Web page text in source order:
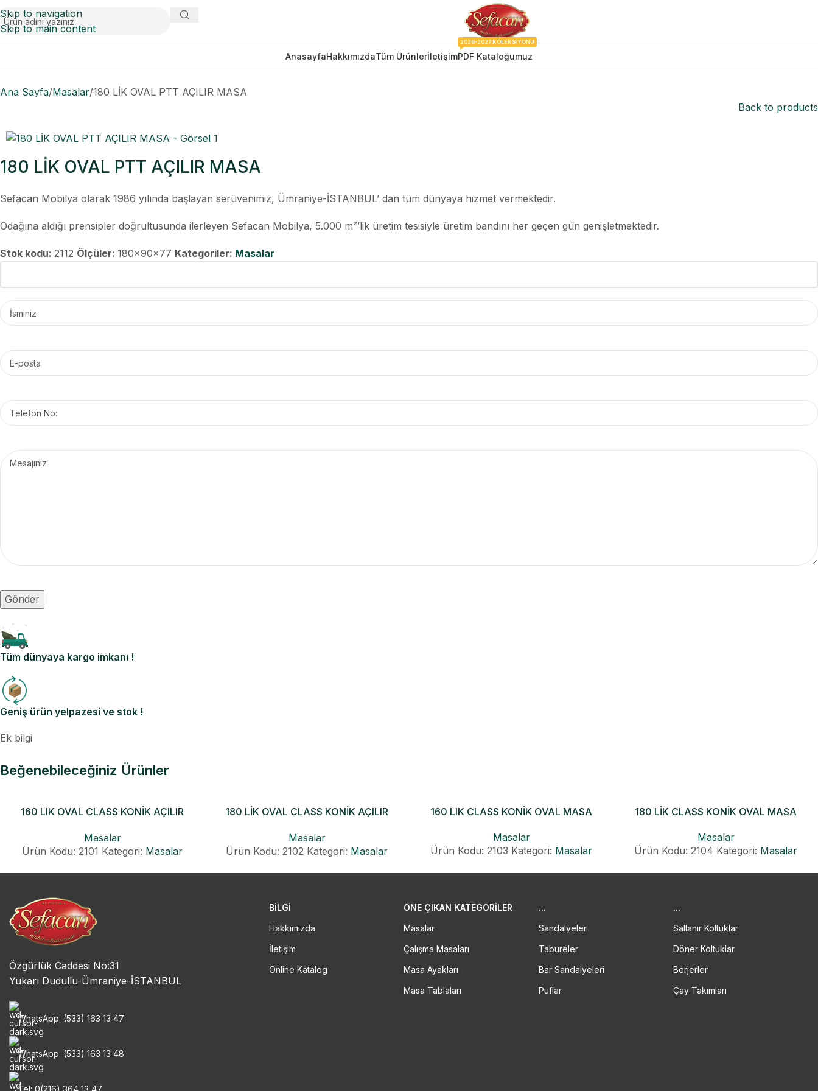
Skip to navigation
Skip to main content
AnasayfaHakkımızdaTüm ÜrünlerİletişimPDF Kataloğumuz
2026-2027 KOLEKSIYONU
Ana Sayfa Masalar 180 LİK OVAL PTT AÇILIR MASA
Back to products
180 LİK OVAL PTT AÇILIR MASA
Sefacan Mobilya olarak 1986 yılında başlayan serüvenimiz, Ümraniye-İSTANBUL’ dan tüm dünyaya hizmet vermektedir.
Odağına aldığı prensipler doğrultusunda ilerleyen Sefacan Mobilya, 5.000 m²’lik üretim tesisiyle üretim bandını her geçen gün genişletmektedir.
Stok kodu: 2112 Ölçüler: 180x90x77 Kategoriler: Masalar
Tüm dünyaya kargo imkanı !
Geniş ürün yelpazesi ve stok !
Ek bilgi
Beğenebileceğiniz Ürünler
160 LIK OVAL CLASS KONİK AÇILIR
Masalar
Ürün Kodu: 2101 Kategori: Masalar
180 LİK OVAL CLASS KONİK AÇILIR
Masalar
Ürün Kodu: 2102 Kategori: Masalar
160 LIK CLASS KONİK OVAL MASA
Masalar
Ürün Kodu: 2103 Kategori: Masalar
180 LİK CLASS KONİK OVAL MASA
Masalar
Ürün Kodu: 2104 Kategori: Masalar
Özgürlük Caddesi No:31
Yukarı Dudullu-Ümraniye-İSTANBUL
WhatsApp: (533) 163 13 47
WhatsApp: (533) 163 13 48
Tel: 0(216) 364 13 47
BİLGİ
Hakkımızda
İletişim
Online Katalog
ÖNE ÇIKAN KATEGORILER
Masalar
Çalışma Masaları
Masa Ayakları
Masa Tablaları
...
Sandalyeler
Tabureler
Bar Sandalyeleri
Puflar
...
Sallanır Koltuklar
Döner Koltuklar
Berjerler
Çay Takımları